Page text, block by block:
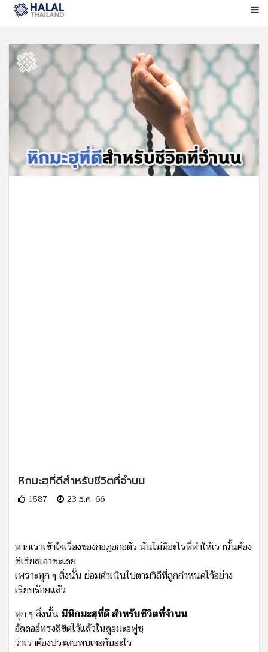
หิกมะฮฺที่ดีสำหรับชีวิตที่จำนน
1587 23 ธ.ค. 66
หากเราเข้าใจเรื่องของกอฎอกอดัร มันไม่มีอะไรที่ทำให้เรานั้นต้อง
ซีเรียสเอาซะเลย
เพราะทุก ๆ สิ่งนั้น ย่อมดำเนินไปตามวิถีที่ถูกกำหนดไว้อย่าง
เรียบร้อยแล้ว
ทุก ๆ สิ่งนั้น มีหิกมะฮฺที่ดี สำหรับชีวิตที่จำนน
อัลลอฮ์ทรงลิขิตไว้แล้วในลูฮฺมะฮฺฟูซฺ
ว่าเราต้องประสบพบเจอกับอะไร